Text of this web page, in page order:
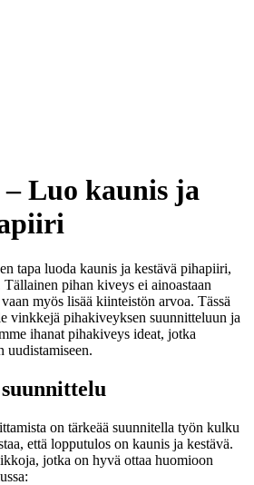
Luo kaunis ja
tapa luoda kaunis ja kestävä pihapiiri,
Tällainen pihan kiveys ei ainoastaan
myös lisää kiinteistön arvoa. Tässä
vinkkejä pihakiveyksen suunnitteluun ja
ihanat pihakiveys ideat, jotka
uudistamiseen.
on tärkeää suunnitella työn kulku
että lopputulos on kaunis ja kestävä.
jotka on hyvä ottaa huomioon